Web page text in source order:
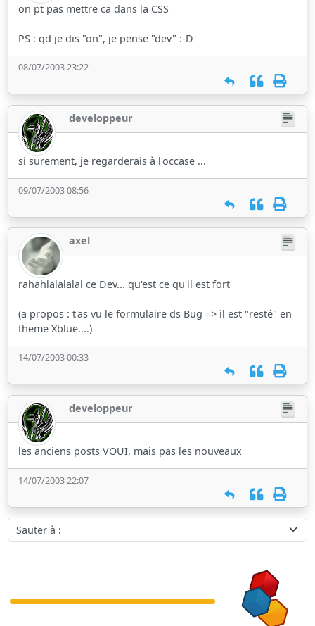
on pt pas mettre ca dans la CSS
PS : qd je dis "on", je pense "dev" :-D
08/07/2003 23:22
developpeur
si surement, je regarderais à l'occase ...
09/07/2003 08:56
axel
rahahlalalalal ce Dev... qu'est ce qu'il est fort
(a propos : t'as vu le formulaire ds Bug => il est "resté" en
theme Xblue....)
14/07/2003 00:33
developpeur
les anciens posts VOUI, mais pas les nouveaux
14/07/2003 22:07
Sauter à :